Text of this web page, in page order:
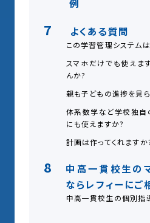
例
7 よくある質問
この学習管理システム
スマホだけでも使えま
んか?
親も子どもの進捗を見
体系数学など学校独
にも使えますか?
計画は作ってくれますか
8
中高一貫校生の
ならレフィーにご
中高一貫校生の個別指